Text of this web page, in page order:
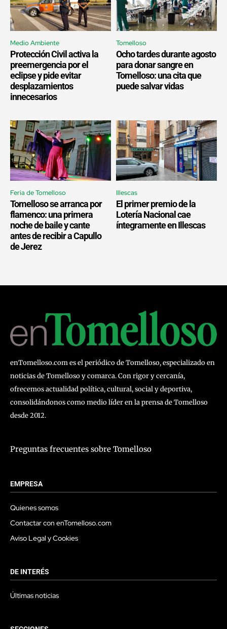
Medio Ambiente
Protección Civil activa la
preemergencia por el
eclipse y pide evitar
desplazamientos
innecesarios
Tomelloso
Ocho tardes durante agosto
para donar sangre en
Tomelloso: una cita que
puede salvar vidas
Feria de Tomelloso
Tomelloso se arranca por
flamenco: una primera
noche de baile y cante
antes de recibir a Capullo
de Jerez
Illescas
El primer premio de la
Lotería Nacional cae
íntegramente en Illescas
enTomelloso.com es el periódico de Tomelloso, especializado en
noticias de Tomelloso y comarca. Con rigor y cercanía,
ofrecemos actualidad política, cultural, social y deportiva,
consolidándonos como medio líder en la prensa de Tomelloso
desde 2012.
Preguntas frecuentes sobre Tomelloso
EMPRESA
Quienes somos
Contactar con enTomelloso.com
Aviso Legal y Cookies
DE INTERÉS
Últimas noticias